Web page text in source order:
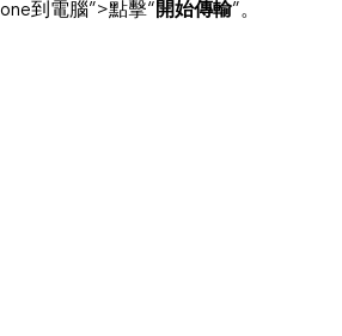
到電腦”>點擊“開始傳輸”。